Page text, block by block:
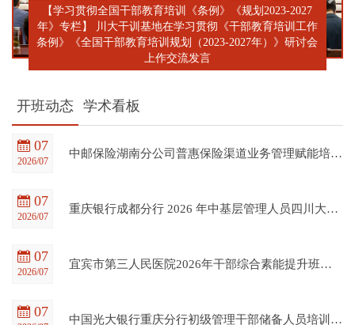
【学习贯彻全国干部教育培训《条例》《规划2023-2027
年》专栏】 川大干训基地在学习贯彻《干部教育培训工作
条例》《全国干部教育培训规划（2023-2027年）》研讨会
上作交流发言
开班动态 学术看板
07
2026/07
中邮保险湖南分公司普惠保险渠道业务管理赋能培训班在四川大学全国干部教育培训基地顺利开班
07
2026/07
重庆银行成都分行 2026 年中基层管理人员四川大学培训项目（第一期）在四川大学全国干部教育培训基地顺利开班
07
2026/07
宜宾市第三人民医院2026年干部综合素能提升班在四川大学全国干部教育培训基地顺利开班
07 中国光大银行重庆分行初级管理干部储备人员培训班在四川大学全国干部教育培训基地顺利开班